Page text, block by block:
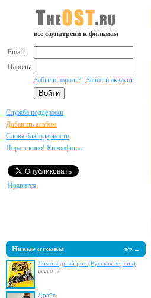
все саундтреки к фильмам
Email:
Пароль:
Забыли пароль?
Завести аккаунт
Служба поддержки
Добавить альбом
Слова благодарности
Пора в кино! Киноафиша
Нравится
Новые отзывы все →
Лимонадный рот (Русская версия)
всего: 7
Драйв